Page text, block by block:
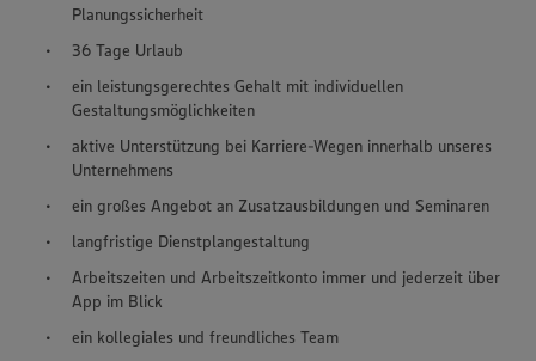
Planungssicherheit
36 Tage Urlaub
ein leistungsgerechtes Gehalt mit individuellen
Gestaltungsmöglichkeiten
aktive Unterstützung bei Karriere-Wegen innerhalb unseres
Unternehmens
ein großes Angebot an Zusatzausbildungen und Seminaren
langfristige Dienstplangestaltung
Arbeitszeiten und Arbeitszeitkonto immer und jederzeit über
App im Blick
ein kollegiales und freundliches Team